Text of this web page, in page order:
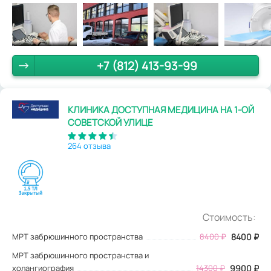
+7 (812) 413-93-99
КЛИНИКА ДОСТУПНАЯ МЕДИЦИНА НА 1-ОЙ
СОВЕТСКОЙ УЛИЦЕ
264 отзыва
Стоимость:
МРТ забрюшинного пространства 8400₽ 8400 ₽
МРТ забрюшинного пространства и
холангиография
14300 ₽ 9900 ₽